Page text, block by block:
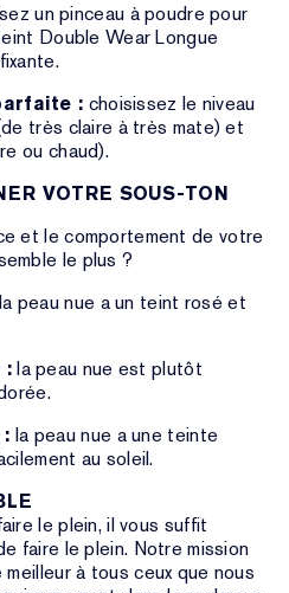
un pinceau à poudre pour
Double Wear Longue
: choisissez le niveau
très claire à très mate) et
ou chaud).
VOTRE SOUS-TON
et le comportement de votre
le plus ?
la peau nue a un teint rosé et
:la peau nue est plutôt
la peau nue a une teinte
au soleil.
le plein, il vous suffit
faire le plein. Notre mission
à tous ceux que nous